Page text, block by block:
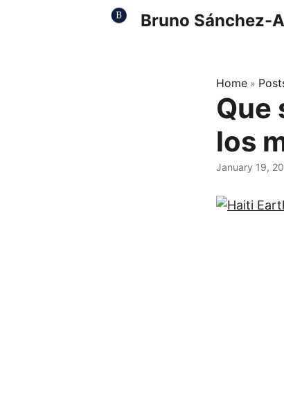
Bruno Sánchez-
Home »
Que
los
January 19,